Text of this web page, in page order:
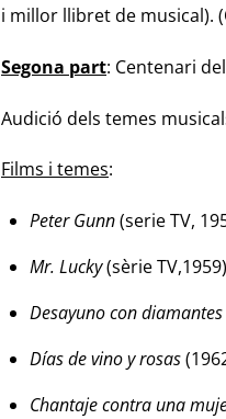
i millor llibret de musical).
Segona part: Centenari
Audició dels temes
Films i temes:
Peter Gunn(serie TV,
Mr. Lucky(sèrie
Desayuno con diamantes
Días de vino y rosas
Chantaje contra una